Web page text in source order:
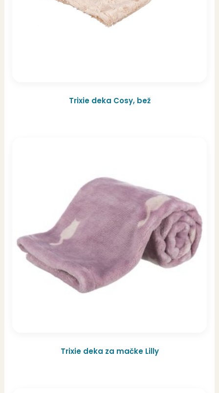
Trixie deka Cosy, bež
Trixie deka za mačke Lilly